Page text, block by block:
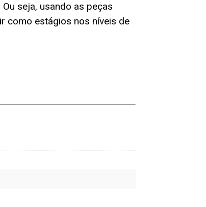
Ou seja, usando as peças
como estágios nos níveis de